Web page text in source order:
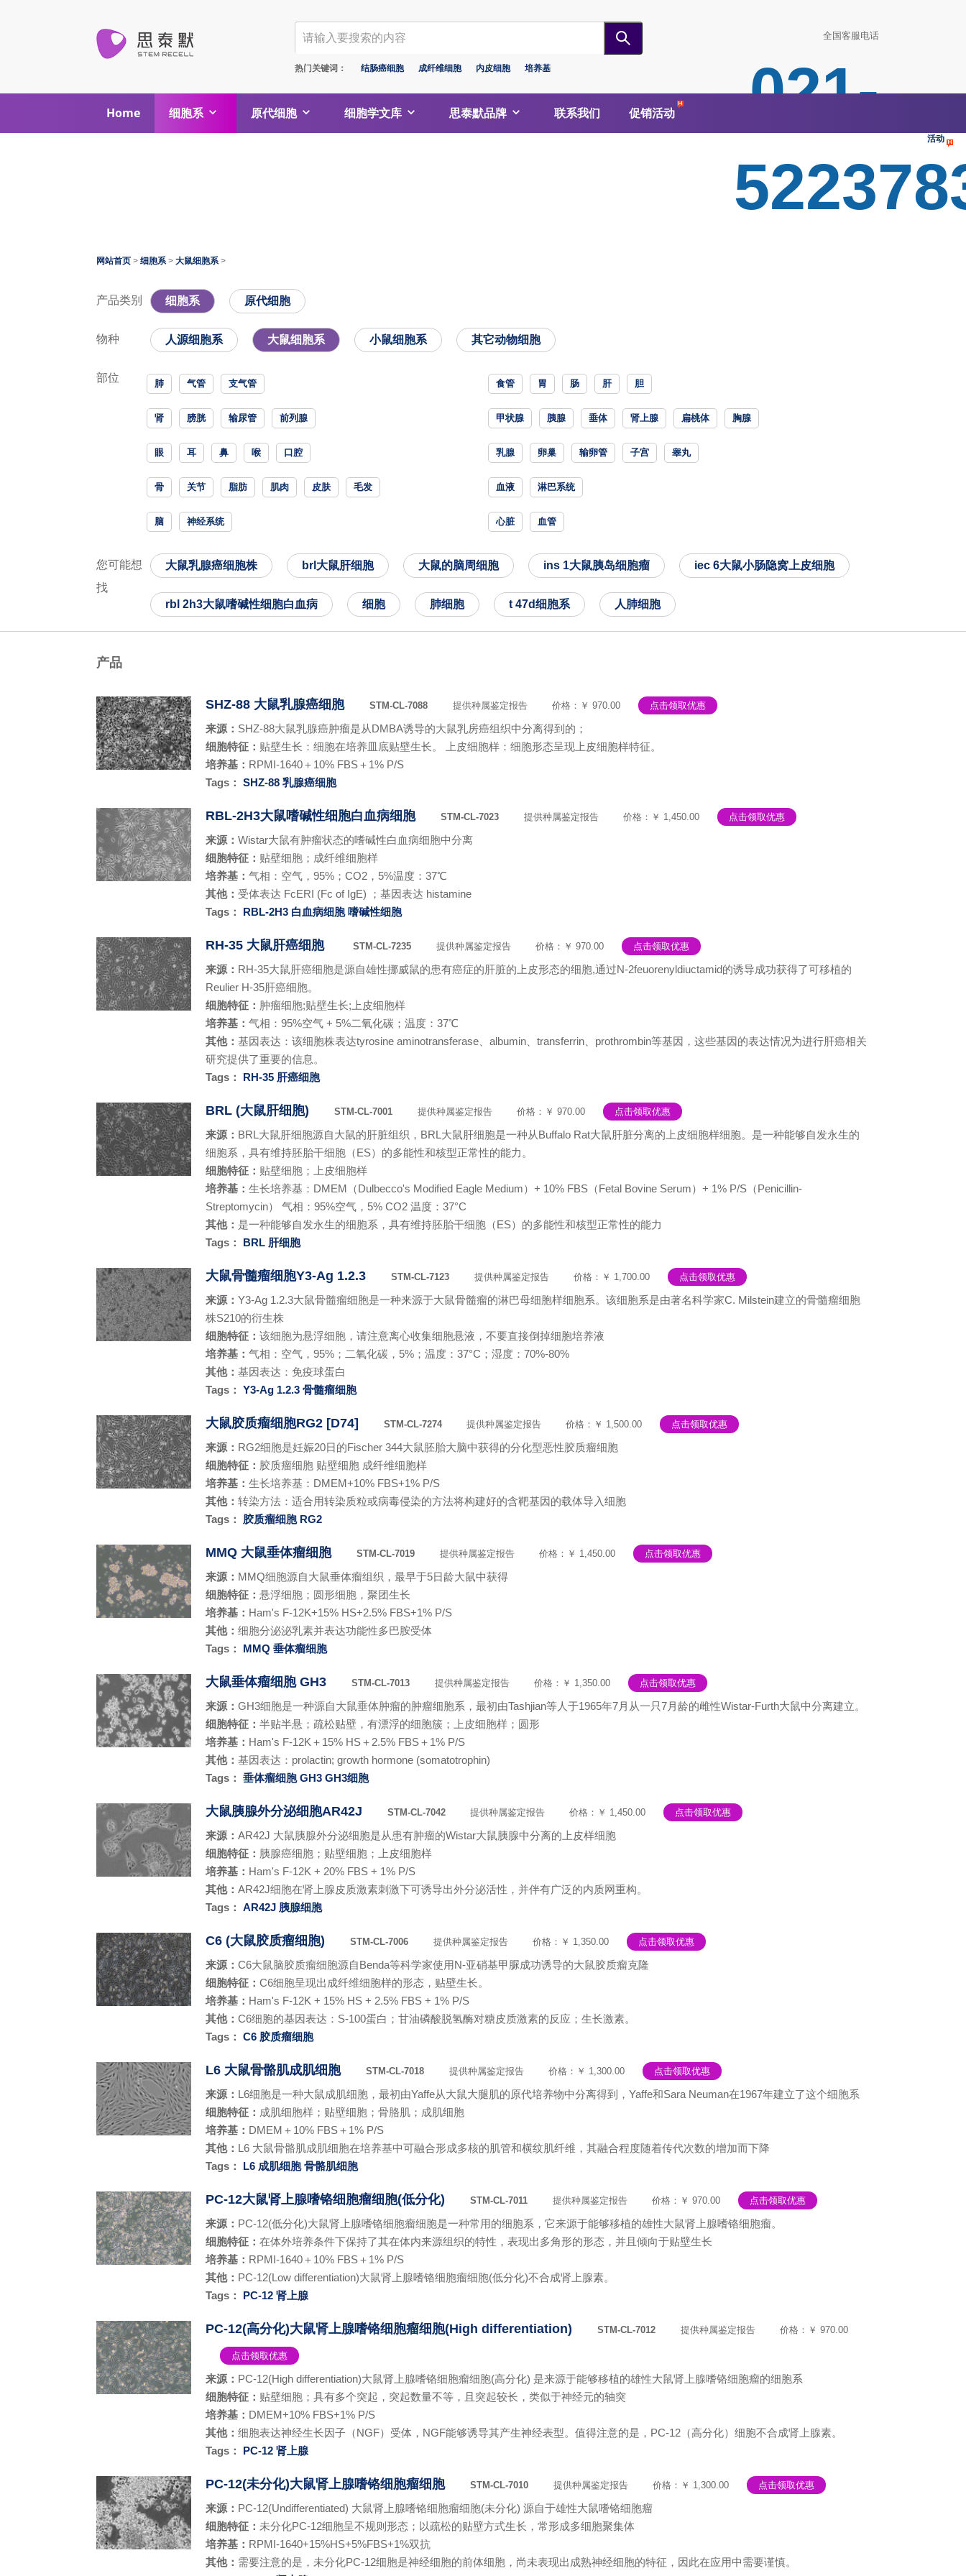
热门关键词： 结肠癌细胞 成纤维细胞 内皮细胞 培养基
全国客服电话
021-
Home 细胞系 原代细胞 细胞学文库 思泰默品牌 联系我们 促销活动
活动
网站首页 >细胞系>大鼠细胞系>
产品类别 细胞系 原代细胞
物种 人源细胞系 大鼠细胞系 小鼠细胞系 其它动物细胞
部位 肺 气管 支气管 食管 胃 肠 肝 胆
肾 膀胱 输尿管 前列腺 甲状腺 胰腺 垂体 肾上腺 扁桃体 胸腺
眼 耳 鼻 喉 口腔 乳腺 卵巢 输卵管 子宫 睾丸
骨 关节 脂肪 肌肉 皮肤 毛发 血液 淋巴系统
脑 神经系统 心脏 血管
您可能想
找
大鼠乳腺癌细胞株 brl大鼠肝细胞 大鼠的脑周细胞 ins 1大鼠胰岛细胞瘤 iec 6大鼠小肠隐窝上皮细胞
rbl 2h3大鼠嗜碱性细胞白血病 细胞 肺细胞 t 47d细胞系 人肺细胞
产品
SHZ-88 大鼠乳腺癌细胞 STM-CL-7088 提供种属鉴定报告 价格：￥ 970.00 点击领取优惠
来源： SHZ-88大鼠乳腺癌肿瘤是从DMBA诱导的大鼠乳房癌组织中分离得到的；
细胞特征： 贴壁生长：细胞在培养皿底贴壁生长。 上皮细胞样：细胞形态呈现上皮细胞样特征。
培养基： RPMI-1640＋10% FBS＋1% P/S
Tags：
SHZ-88 乳腺癌细胞
RBL-2H3大鼠嗜碱性细胞白血病细胞 STM-CL-7023 提供种属鉴定报告 价格：￥ 1,450.00 点击领取优惠
来源：Wistar大鼠有肿瘤状态的嗜碱性白血病细胞中分离
细胞特征： 贴壁细胞；成纤维细胞样
培养基：气相：空气，95%；CO2，5%温度：37℃
其他： 受体表达 FcERI (Fc of IgE) ；基因表达 histamine
Tags：
RBL-2H3 白血病细胞 嗜碱性细胞
RH-35 大鼠肝癌细胞 STM-CL-7235 提供种属鉴定报告 价格：￥ 970.00 点击领取优惠
来源： RH-35大鼠肝癌细胞是源自雄性挪威鼠的患有癌症的肝脏的上皮形态的细胞,通过N-2feuorenyldiuctamid的诱导成功获得了可移植的
Reulier H-35肝癌细胞。
细胞特征： 肿瘤细胞;​贴壁生长;上皮细胞样
培养基：气相：95%空气 + 5%二氧化碳；温度：37℃
其他：基因表达：该细胞株表达tyrosine aminotransferase、albumin、transferrin、prothrombin等基因，这些基因的表达情况为进行肝癌相关
研究提供了重要的信息。
Tags：
RH-35 肝癌细胞
BRL (大鼠肝细胞) STM-CL-7001 提供种属鉴定报告 价格：￥ 970.00 点击领取优惠
来源： BRL大鼠肝细胞源自大鼠的肝脏组织，BRL大鼠肝细胞是一种从Buffalo Rat大鼠肝脏分离的上皮细胞样细胞。是一种能够自发永生的
细胞系，具有维持胚胎干细胞（ES）的多能性和核型正常性的能力。
细胞特征： 贴壁细胞；上皮细胞样
培养基：生长培养基：DMEM（Dulbecco's Modified Eagle Medium）+ 10% FBS（Fetal Bovine Serum）+ 1% P/S（Penicillin-
Streptomycin） 气相：95%空气，5% CO2 温度：37°C
其他： 是一种能够自发永生的细胞系，具有维持胚胎干细胞（ES）的多能性和核型正常性的能力
Tags：
BRL 肝细胞
大鼠骨髓瘤细胞Y3-Ag 1.2.3 STM-CL-7123 提供种属鉴定报告 价格：￥ 1,700.00 点击领取优惠
来源：Y3-Ag 1.2.3大鼠骨髓瘤细胞是一种来源于大鼠骨髓瘤的淋巴母细胞样细胞系。该细胞系是由著名科学家C. Milstein建立的骨髓瘤细胞
株S210的衍生株
细胞特征：该细胞为悬浮细胞，请注意离心收集细胞悬液，不要直接倒掉细胞培养液
培养基：气相：空气，95%；二氧化碳，5%；温度：37°C；湿度：70%-80%
其他：基因表达：免疫球蛋白
Tags：
Y3-Ag 1.2.3 骨髓瘤细胞
大鼠胶质瘤细胞RG2 [D74] STM-CL-7274 提供种属鉴定报告 价格：￥ 1,500.00 点击领取优惠
来源： RG2细胞是妊娠20日的Fischer 344大鼠胚胎大脑中获得的分化型恶性胶质瘤细胞
细胞特征： 胶质瘤细胞 贴壁细胞 成纤维细胞样
培养基：生长培养基：DMEM+10% FBS+1% P/S
其他：转染方法：适合用转染质粒或病毒侵染的方法将构建好的含靶基因的载体导入细胞
Tags：
胶质瘤细胞 RG2
MMQ 大鼠垂体瘤细胞 STM-CL-7019 提供种属鉴定报告 价格：￥ 1,450.00 点击领取优惠
来源： MMQ细胞源自大鼠垂体瘤组织，最早于5日龄大鼠中获得
细胞特征：悬浮细胞；圆形细胞，聚团生长
培养基： Ham's F-12K+15% HS+2.5% FBS+1% P/S
其他：细胞分泌泌乳素并表达功能性多巴胺受体
Tags：
MMQ 垂体瘤细胞
大鼠垂体瘤细胞 GH3 STM-CL-7013 提供种属鉴定报告 价格：￥ 1,350.00 点击领取优惠
来源：GH3细胞是一种源自大鼠垂体肿瘤的肿瘤细胞系，最初由Tashjian等人于1965年7月从一只7月龄的雌性Wistar-Furth大鼠中分离建立。
细胞特征：半贴半悬；疏松贴壁，有漂浮的细胞簇；上皮细胞样；圆形
培养基： Ham's F-12K＋15% HS＋2.5% FBS＋1% P/S
其他：基因表达：prolactin; growth hormone (somatotrophin)
Tags：
垂体瘤细胞 GH3 GH3细胞
大鼠胰腺外分泌细胞AR42J STM-CL-7042 提供种属鉴定报告 价格：￥ 1,450.00 点击领取优惠
来源：AR42J 大鼠胰腺外分泌细胞是从患有肿瘤的Wistar大鼠胰腺中分离的上皮样细胞
细胞特征： 胰腺癌细胞；贴壁细胞；上皮细胞样
培养基： Ham's F-12K + 20% FBS + 1% P/S
其他：AR42J细胞在肾上腺皮质激素刺激下可诱导出外分泌活性，并伴有广泛的内质网重构。
Tags：
AR42J 胰腺细胞
C6 (大鼠胶质瘤细胞) STM-CL-7006 提供种属鉴定报告 价格：￥ 1,350.00 点击领取优惠
来源：​C6大鼠脑胶质瘤细胞源自Benda等科学家使用N-亚硝基甲脲成功诱导的大鼠胶质瘤克隆
细胞特征：C6细胞呈现出成纤维细胞样的形态，贴壁生长。
培养基： Ham's F-12K + 15% HS + 2.5% FBS + 1% P/S
其他：C6细胞的基因表达：S-100蛋白；甘油磷酸脱氢酶对糖皮质激素的反应；生长激素。
Tags：
C6 胶质瘤细胞
L6 大鼠骨骼肌成肌细胞 STM-CL-7018 提供种属鉴定报告 价格：￥ 1,300.00 点击领取优惠
来源： L6细胞是一种大鼠成肌细胞，最初由Yaffe从大鼠大腿肌的原代培养物中分离得到，Yaffe和Sara Neuman在1967年建立了这个细胞系
细胞特征： 成肌细胞样；贴壁细胞；骨胳肌；成肌细胞
培养基： DMEM＋10% FBS＋1% P/S
其他： L6 大鼠骨骼肌成肌细胞在培养基中可融合形成多核的肌管和横纹肌纤维，其融合程度随着传代次数的增加而下降
Tags：
L6 成肌细胞 骨骼肌细胞
PC-12大鼠肾上腺嗜铬细胞瘤细胞(低分化) STM-CL-7011 提供种属鉴定报告 价格：￥ 970.00 点击领取优惠
来源： PC-12(低分化)大鼠肾上腺嗜铬细胞瘤细胞是一种常用的细胞系，它来源于能够移植的雄性大鼠肾上腺嗜铬细胞瘤。
细胞特征：在体外培养条件下保持了其在体内来源组织的特性，表现出多角形的形态，并且倾向于贴壁生长
培养基： RPMI-1640＋10% FBS＋1% P/S
其他： PC-12(Low differentiation)大鼠肾上腺嗜铬细胞瘤细胞(低分化)不合成肾上腺素。
Tags：
PC-12 肾上腺
PC-12(高分化)大鼠肾上腺嗜铬细胞瘤细胞(High differentiation) STM-CL-7012 提供种属鉴定报告 价格：￥ 970.00
点击领取优惠
来源： PC-12(High differentiation)大鼠肾上腺嗜铬细胞瘤细胞(高分化) 是来源于能够移植的雄性大鼠肾上腺嗜铬细胞瘤的细胞系
细胞特征： 贴壁细胞；具有多个突起，突起数量不等，且突起较长，类似于神经元的轴突
培养基： DMEM+10% FBS+1% P/S
其他：细胞表达神经生长因子（NGF）受体，NGF能够诱导其产生神经表型。值得注意的是，PC-12（高分化）细胞不合成肾上腺素。
Tags：
PC-12 肾上腺
PC-12(未分化)大鼠肾上腺嗜铬细胞瘤细胞 STM-CL-7010 提供种属鉴定报告 价格：￥ 1,300.00 点击领取优惠
来源： PC-12(Undifferentiated) 大鼠肾上腺嗜铬细胞瘤细胞(未分化) 源自于雄性大鼠嗜铬细胞瘤
细胞特征： 未分化PC-12细胞呈不规则形态；以疏松的贴壁方式生长，常形成多细胞聚集体
培养基： RPMI-1640+15%HS+5%FBS+1%双抗
其他： 需要注意的是，未分化PC-12细胞是神经细胞的前体细胞，尚未表现出成熟神经细胞的特征，因此在应用中需要谨慎。